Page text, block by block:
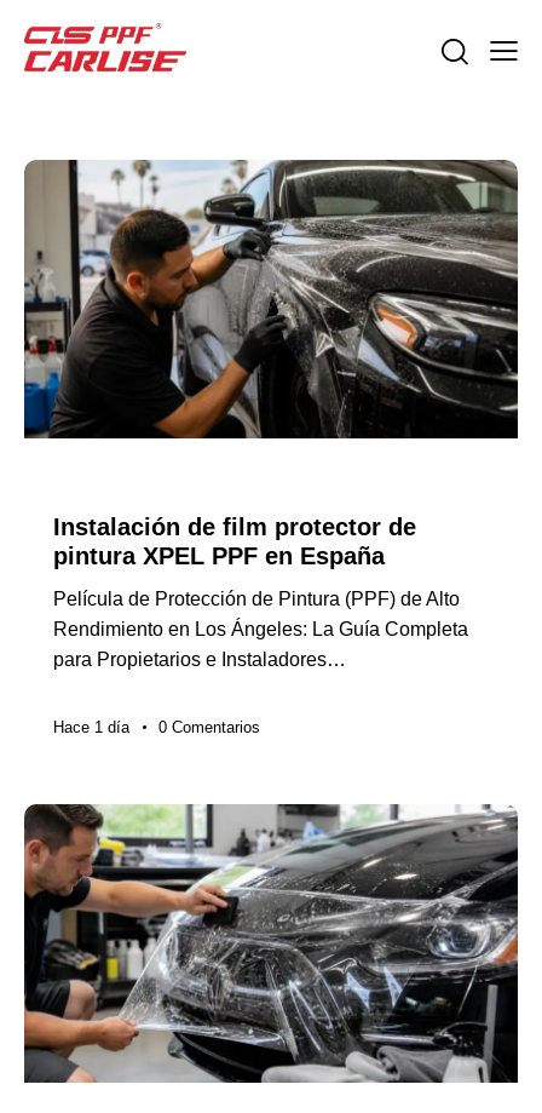
Instalación de film protector de
pintura XPEL PPF en España
Película de Protección de Pintura (PPF) de Alto
Rendimiento en Los Ángeles: La Guía Completa
para Propietarios e Instaladores…
Hace 1 día 0 Comentarios